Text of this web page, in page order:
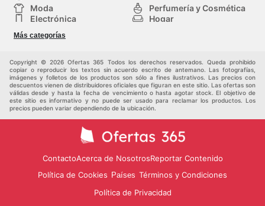
Moda
Perfumería y Cosmética
Electrónica
Hogar
Deporte
Juguetes y bebés
Más categorías
Copyright © 2026 Ofertas 365 Todos los derechos reservados. Queda prohibido
copiar o reproducir los textos sin acuerdo escrito de antemano. Las fotografías,
imágenes y folletos de los productos son sólo a fines ilustrativos. Las precios con
descuentos vienen de distribuidores oficiales que figuran en este sitio. Las ofertas son
válidas desde y hasta la fecha de vencimiento o hasta agotar stock. El objetivo de
este sitio es informativo y no puede ser usado para reclamar los productos. Los
precios pueden variar dependiendo de la ubicación.
ContactoAcerca de NosotrosReportar Contenido
Política de Cookies Países Términos y Condiciones
Política de Privacidad